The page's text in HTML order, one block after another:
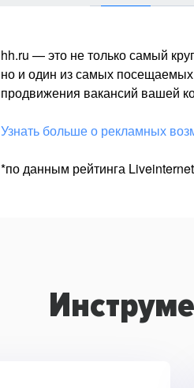
hh.ru — это не только самый
но и один из самых
продвижения вакансий вашей
Узнать больше о рекламных
*по данным рейтинга